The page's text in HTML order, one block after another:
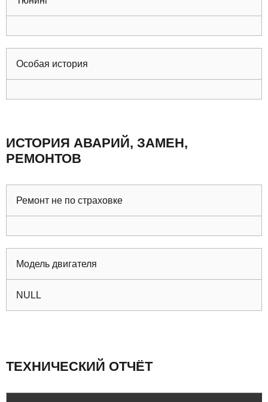
Особая история
ИСТОРИЯ АВАРИЙ, ЗАМЕН,
РЕМОНТОВ
Ремонт не по страховке
Модель двигателя
NULL
ТЕХНИЧЕСКИЙ ОТЧЁТ